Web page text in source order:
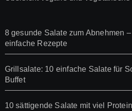
8 gesunde Salate zum Abnehmen
einfache Rezepte
Grillsalate: 10 einfache Salate für
Buffet
10 sättigende Salate mit viel